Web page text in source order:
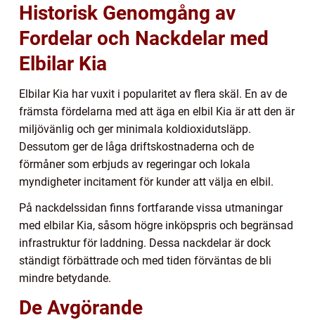
Historisk Genomgång av
Fordelar och Nackdelar med
Elbilar Kia
Elbilar Kia har vuxit i popularitet av flera skäl. En av de
främsta fördelarna med att äga en elbil Kia är att den är
miljövänlig och ger minimala koldioxidutsläpp.
Dessutom ger de låga driftskostnaderna och de
förmåner som erbjuds av regeringar och lokala
myndigheter incitament för kunder att välja en elbil.
På nackdelssidan finns fortfarande vissa utmaningar
med elbilar Kia, såsom högre inköpspris och begränsad
infrastruktur för laddning. Dessa nackdelar är dock
ständigt förbättrade och med tiden förväntas de bli
mindre betydande.
De Avgörande